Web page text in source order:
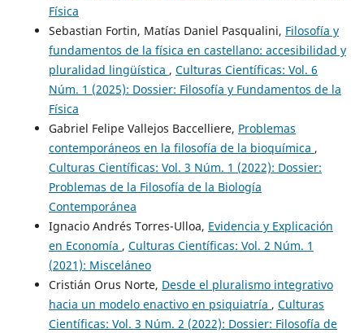
Física
Sebastian Fortin, Matías Daniel Pasqualini, Filosofía y
fundamentos de la física en castellano: accesibilidad y
pluralidad lingüística , Culturas Científicas: Vol. 6
Núm. 1 (2025): Dossier: Filosofía y Fundamentos de la
Física
Gabriel Felipe Vallejos Baccelliere, Problemas
contemporáneos en la filosofía de la bioquímica ,
Culturas Científicas: Vol. 3 Núm. 1 (2022): Dossier:
Problemas de la Filosofía de la Biología
Contemporánea
Ignacio Andrés Torres-Ulloa, Evidencia y Explicación
en Economía , Culturas Científicas: Vol. 2 Núm. 1
(2021): Misceláneo
Cristián Orus Norte, Desde el pluralismo integrativo
hacia un modelo enactivo en psiquiatría , Culturas
Científicas: Vol. 3 Núm. 2 (2022): Dossier: Filosofía de